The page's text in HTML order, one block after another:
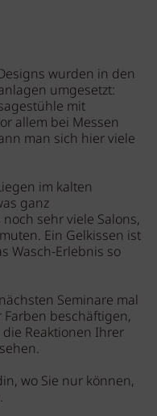
wurden in den
umgesetzt:
mit
allem bei Messen
man sich hier viele
im kalten
ganz
sehr viele Salons,
Ein Gelkissen ist
Wasch-Erlebnis so
Seminare mal
beschäftigen,
Reaktionen Ihrer
wo Sie nur können,